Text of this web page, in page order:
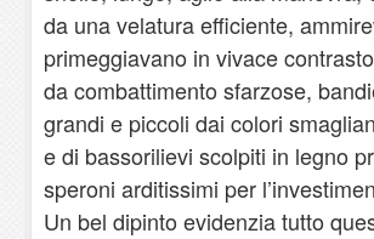
da una velatura efficiente,
primeggiavano in vivace
da combattimento sfarzose,
grandi e piccoli dai colori
e di bassorilievi scolpiti in legno
speroni arditissimi per
Un bel dipinto evidenzia tutto